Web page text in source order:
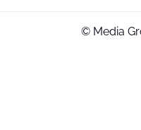
© Media